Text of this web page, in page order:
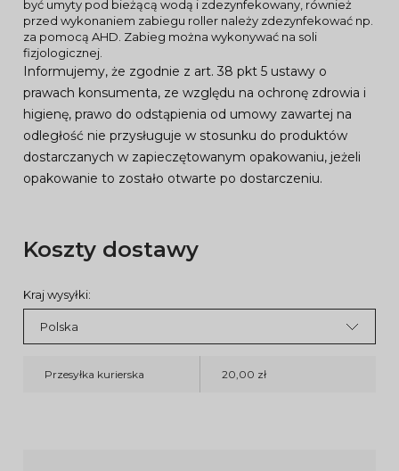
być umyty pod bieżącą wodą i zdezynfekowany, również
przed wykonaniem zabiegu roller należy zdezynfekować np.
za pomocą AHD. Zabieg można wykonywać na soli
fizjologicznej.
Informujemy, że zgodnie z art. 38 pkt 5 ustawy o
prawach konsumenta, ze względu na ochronę zdrowia i
higienę, prawo do odstąpienia od umowy zawartej na
odległość nie przysługuje w stosunku do produktów
dostarczanych w zapieczętowanym opakowaniu, jeżeli
opakowanie to zostało otwarte po dostarczeniu.
Koszty dostawy
Kraj wysyłki:
Przesyłka kurierska 20,00 zł